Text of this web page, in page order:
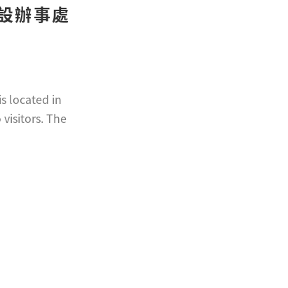
辦事處
located in
The